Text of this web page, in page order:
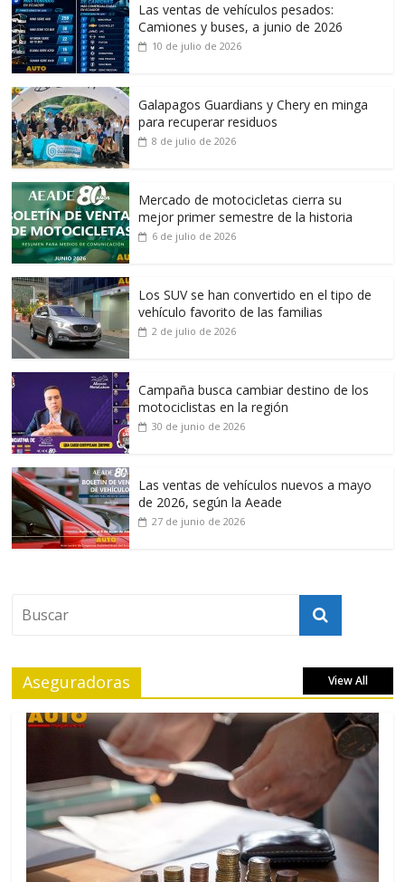
Las ventas de vehículos pesados:
Camiones y buses, a junio de 2026
10 de julio de 2026
Galapagos Guardians y Chery en minga
para recuperar residuos
8 de julio de 2026
Mercado de motocicletas cierra su
mejor primer semestre de la historia
6 de julio de 2026
Los SUV se han convertido en el tipo de
vehículo favorito de las familias
2 de julio de 2026
Campaña busca cambiar destino de los
motociclistas en la región
30 de junio de 2026
Las ventas de vehículos nuevos a mayo
de 2026, según la Aeade
27 de junio de 2026
Aseguradoras View All